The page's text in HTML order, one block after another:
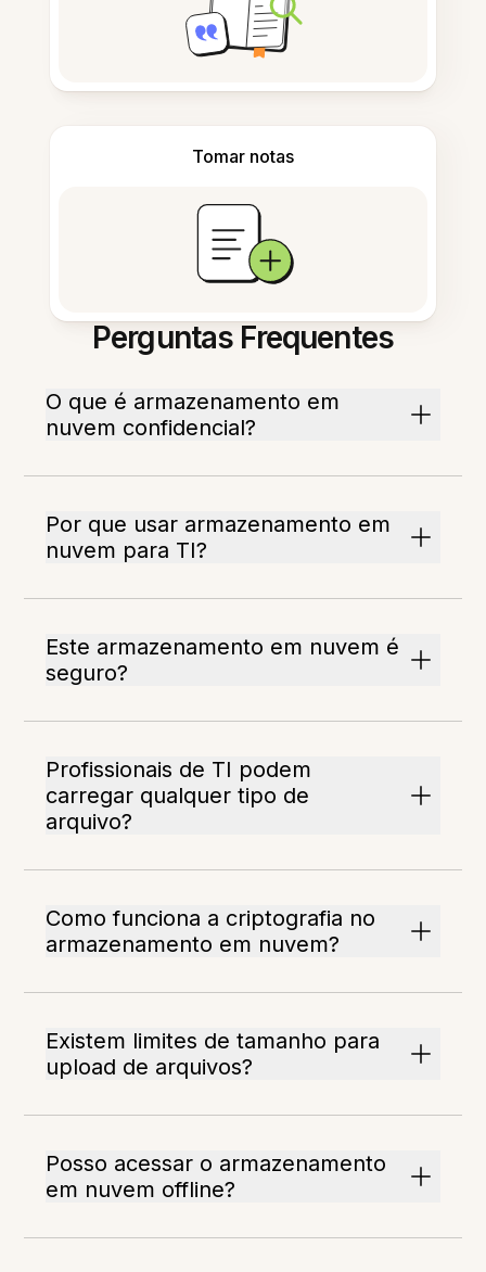
Tomar notas
Perguntas Frequentes
O que é armazenamento em
nuvem confidencial?
Por que usar armazenamento em
nuvem para TI?
Este armazenamento em nuvem é
seguro?
Profissionais de TI podem
carregar qualquer tipo de
arquivo?
Como funciona a criptografia no
armazenamento em nuvem?
Existem limites de tamanho para
upload de arquivos?
Posso acessar o armazenamento
em nuvem offline?